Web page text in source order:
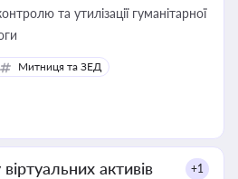
та утилізації гуманітарної
Митниця та ЗЕД
активів +1